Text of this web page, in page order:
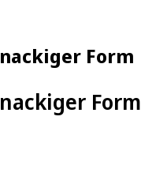
Form
Form